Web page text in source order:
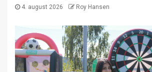
4. august 2026 Roy Hansen